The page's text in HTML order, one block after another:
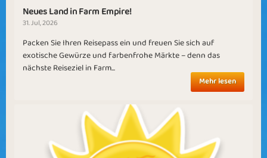
Neues Land in Farm Empire!
31. Jul, 2026
Packen Sie Ihren Reisepass ein und freuen Sie sich auf
exotische Gewürze und farbenfrohe Märkte – denn das
nächste Reiseziel in Farm...
Mehr lesen